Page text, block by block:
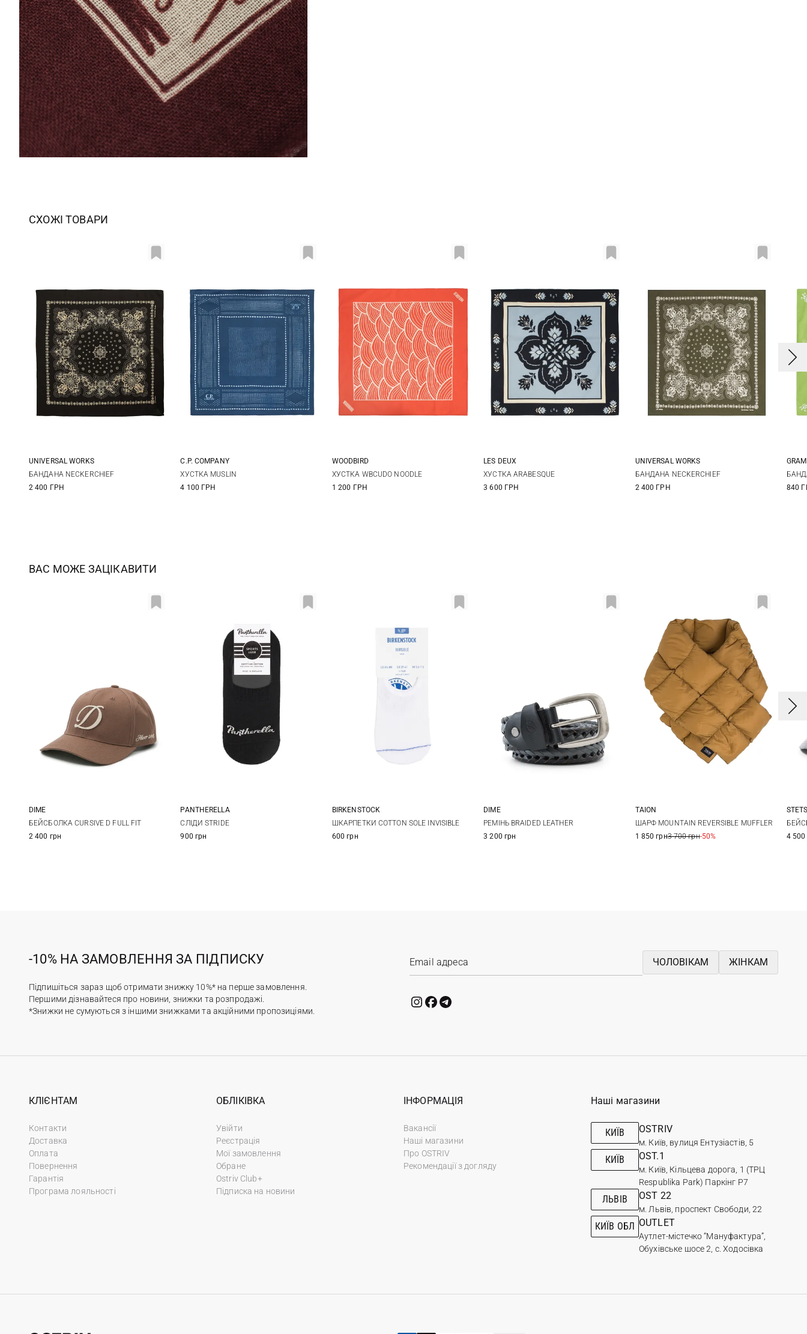
СХОЖІ ТОВАРИ
One size
UNIVERSAL WORKS
БАНДАНА NECKERCHIEF
2 400 ГРН
C.P. COMPANY
ХУСТКА MUSLIN
4 100 ГРН
One size
WOODBIRD
ХУСТКА WBCUDO NOODLE
1 200 ГРН
One size
LES DEUX
ХУСТКА ARABESQUE
3 600 ГРН
One size
UNIVERSAL WORKS
БАНДАНА NECKERCHIEF
2 400 ГРН
840
ВАС МОЖЕ ЗАЦІКАВИТИ
One size
DIME
БЕЙСБОЛКА CURSIVE D FULL FIT
2 400 грн
S
PANTHERELLA
СЛІДИ STRIDE
900 грн
39-41 42-44 45-47
BIRKENSTOCK
ШКАРПЕТКИ COTTON SOLE INVISIBLE
600 грн
S/M L/XL
DIME
РЕМІНЬ BRAIDED LEATHER
3 200 грн
One size
TAION
ШАРФ MOUNTAIN REVERSIBLE MUFFLER
1 850 грн3 700 грн-50%
4 500
-10% НА ЗАМОВЛЕННЯ ЗА ПІДПИСКУ
Підпишіться зараз щоб отримати знижку 10%* на перше замовлення.
Першими дізнавайтеся про новини, знижки та розпродажі.
*Знижки не сумуються з іншими знижками та акційними пропозиціями.
ЧОЛОВІКАМ ЖІНКАМ
КЛІЄНТАМ
Контакти
Доставка
Оплата
Повернення
Гарантія
Програма лояльності
ОБЛІКІВКА
Увійти
Реєстрація
Мої замовлення
Обране
Ostriv Club+
Підписка на новини
ІНФОРМАЦІЯ
Вакансії
Наші магазини
Про OSTRIV
Рекомендації з догляду
Наші магазини
КИЇВ OSTRIV
м. Київ, вулиця Ентузіастів, 5
КИЇВ OST.1
м. Київ, Кільцева дорога, 1 (ТРЦ
Respublika Park) Паркінг Р7
ЛЬВІВ OST 22
м. Львів, проспект Свободи, 22
КИЇВ ОБЛ OUTLET
Аутлет-містечко “Мануфактура”,
Обухівське шосе 2, с. Ходосівка